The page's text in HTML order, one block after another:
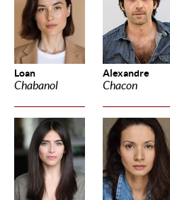
Loan
Chabanol
Alexandre
Chacon